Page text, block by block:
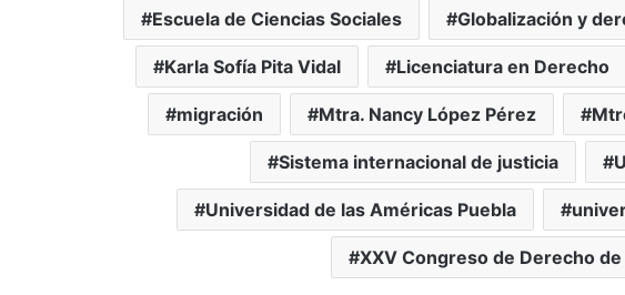
Escuela de Ciencias Sociales Globalización y
Karla Sofía Pita Vidal Licenciatura en Derecho
migración Mtra. Nancy López Pérez
Sistema internacional de justicia
Universidad de las Américas Puebla
XXV Congreso de Derecho de